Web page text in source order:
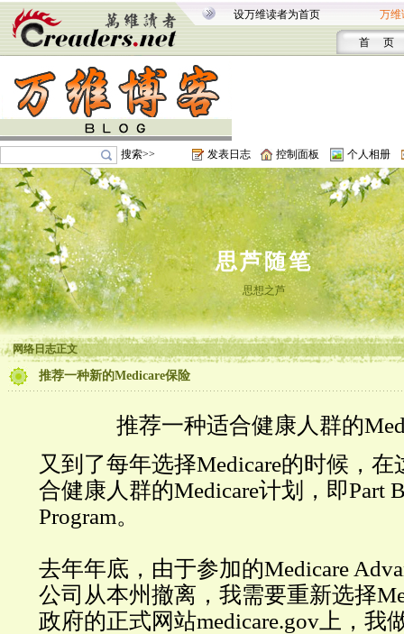
设万维读者为首页 万维
首 页
搜索>> 发表日志 控制面板 个人相册
思芦随笔
思想之芦
网络日志正文
推荐一种新的Medicare保险
推荐一种适合健康人群的
又到了每年选择Medicare的时候，
合健康人群的Medicare计划，即Part
Program。
去年年底，由于参加的Medicare
公司从本州撤离，我需要重新选择
政府的正式网站medicare.gov上，我